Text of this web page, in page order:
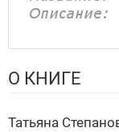
О КНИГЕ
Татьяна